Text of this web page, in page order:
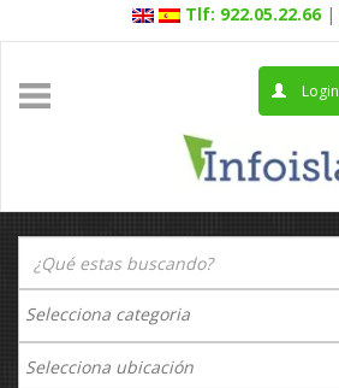
Tlf: 922.05.22.66 |
Login